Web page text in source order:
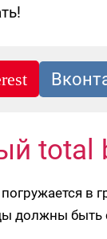
total
в
должны